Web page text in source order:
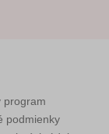
program
podmienky